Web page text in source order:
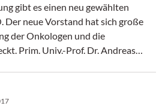
gibt es einen neu gewählten
der Onkologen und die
Prim. Univ.-Prof. Dr. Andreas